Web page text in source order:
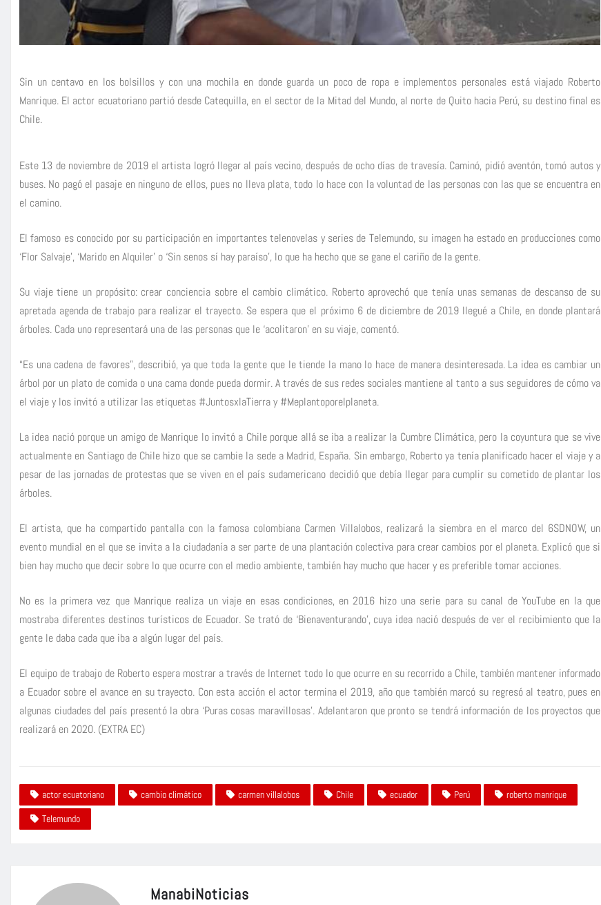
Sin un centavo en los bolsillos y con una mochila en donde guarda un poco de ropa e implementos personales está viajado Roberto
Manrique. El actor ecuatoriano partió desde Catequilla, en el sector de la Mitad del Mundo, al norte de Quito hacia Perú, su destino final es
Chile.
Este 13 de noviembre de 2019 el artista logró llegar al país vecino, después de ocho días de travesía. Caminó, pidió aventón, tomó autos y
buses. No pagó el pasaje en ninguno de ellos, pues no lleva plata, todo lo hace con la voluntad de las personas con las que se encuentra en
el camino.
El famoso es conocido por su participación en importantes telenovelas y series de Telemundo, su imagen ha estado en producciones como
‘Flor Salvaje’, ‘Marido en Alquiler’ o ‘Sin senos sí hay paraíso’, lo que ha hecho que se gane el cariño de la gente.
Su viaje tiene un propósito: crear conciencia sobre el cambio climático. Roberto aprovechó que tenía unas semanas de descanso de su
apretada agenda de trabajo para realizar el trayecto. Se espera que el próximo 6 de diciembre de 2019 llegué a Chile, en donde plantará
árboles. Cada uno representará una de las personas que le ‘acolitaron’ en su viaje, comentó.
“Es una cadena de favores”, describió, ya que toda la gente que le tiende la mano lo hace de manera desinteresada. La idea es cambiar un
árbol por un plato de comida o una cama donde pueda dormir. A través de sus redes sociales mantiene al tanto a sus seguidores de cómo va
el viaje y los invitó a utilizar las etiquetas #JuntosxlaTierra y #Meplantoporelplaneta.
La idea nació porque un amigo de Manrique lo invitó a Chile porque allá se iba a realizar la Cumbre Climática, pero la coyuntura que se vive
actualmente en Santiago de Chile hizo que se cambie la sede a Madrid, España. Sin embargo, Roberto ya tenía planificado hacer el viaje y a
pesar de las jornadas de protestas que se viven en el país sudamericano decidió que debía llegar para cumplir su cometido de plantar los
árboles.
El artista, que ha compartido pantalla con la famosa colombiana Carmen Villalobos, realizará la siembra en el marco del 6SDNOW, un
evento mundial en el que se invita a la ciudadanía a ser parte de una plantación colectiva para crear cambios por el planeta. Explicó que si
bien hay mucho que decir sobre lo que ocurre con el medio ambiente, también hay mucho que hacer y es preferible tomar acciones.
No es la primera vez que Manrique realiza un viaje en esas condiciones, en 2016 hizo una serie para su canal de YouTube en la que
mostraba diferentes destinos turísticos de Ecuador. Se trató de ‘Bienaventurando’, cuya idea nació después de ver el recibimiento que la
gente le daba cada que iba a algún lugar del país.
El equipo de trabajo de Roberto espera mostrar a través de Internet todo lo que ocurre en su recorrido a Chile, también mantener informado
a Ecuador sobre el avance en su trayecto. Con esta acción el actor termina el 2019, año que también marcó su regresó al teatro, pues en
algunas ciudades del país presentó la obra ‘Puras cosas maravillosas’. Adelantaron que pronto se tendrá información de los proyectos que
realizará en 2020. (EXTRA EC)
actor ecuatoriano cambio climático carmen villalobos Chile ecuador Perú
roberto manrique
Telemundo
ManabiNoticias